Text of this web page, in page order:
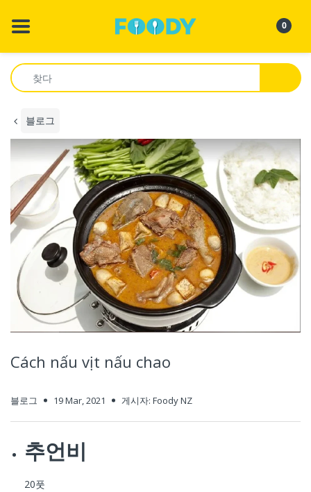
0
BACK
몬 알 비트
도우옹
모든 음료 쇼핑
계속해서 말해봐
Thực phẩm ăn liền
Xem Tất Cả
포, 호티에우, 분,
느억참 & 지아비
Xem Tất Cả
칵로이맘
느억맘, 느억트엉
차오, Mắm Ruốc
Nuac Chấm,
Hạt Nêm, Bột
도합
Xem Tất Cả
Cá - Cua Hộp, 파
Trái Cây & Rau,
칵 로이 봇(Các Loại Bột)
봇람반(Bột Làm
곡럼 반(Góc Làm Bánh)
투크 팜 코(Thực Phẩm Khô)
Xem Tất Cả
Bún, Phở, Hủ
카, 톰 코
도둥자딘
느억루아따이
BACK
음료 - 도우엉
인스턴트 누들 - Mì / Phở / Hủ Tiếu
건조 식품 - Thực Phẩm Sấy Khô
통조림 식품 - DHồ Hộp
소스 & 페이스트 - Các Loại Mắm &
Gia Vị
허브 및 향신료 - Hong & Gia Vị
스낵 - Góc ăn vặt
밀가루 - Các Loại Bột
채식 식품 - Góc đồ chay
BACK
에이스쿡
아시아 소년
콜리멕스
바 까이 트레
형제애 브랜드
호앙투안 식품
크노르
마산
미코 흐엉 슈아
Trung Nguyen
송흥식품
블로그
Cách nấu vịt nấu chao
블로그 19 Mar, 2021 게시자: Foody NZ
추언비
20풋